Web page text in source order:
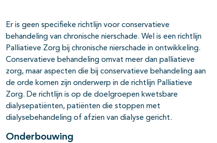
Er is geen specifieke richtlijn voor conservatieve
behandeling van chronische nierschade. Wel is een richtlijn
Palliatieve Zorg bij chronische nierschade in ontwikkeling.
Conservatieve behandeling omvat meer dan palliatieve
zorg, maar aspecten die bij conservatieve behandeling aan
de orde komen zijn onderwerp in de richtlijn Palliatieve
Zorg. De richtlijn is op de doelgroepen kwetsbare
dialysepatiënten, patiënten die stoppen met
dialysebehandeling of afzien van dialyse gericht.
Onderbouwing